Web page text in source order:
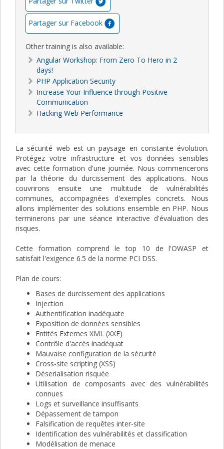
Partager sur Facebook
Other training is also available:
Angular Workshop: From Zero To Hero in 2
days!
PHP Application Security
Increase Your Influence through Positive
Communication
Hacking Web Performance
La sécurité web est un paysage en constante évolution.
Protégez votre infrastructure et vos données sensibles
avec cette formation d'une journée. Nous commencerons
par la théorie du durcissement des applications. Nous
couvrirons ensuite une multitude de vulnérabilités
communes, accompagnées d'exemples concrets. Nous
allons implémenter des solutions ensemble en PHP. Nous
terminerons par une séance interactive d'évaluation des
risques.
Cette formation comprend le top 10 de l'OWASP et
satisfait l'exigence 6.5 de la norme PCI DSS.
Plan de cours:
Bases de durcissement des applications
Injection
Authentification inadéquate
Exposition de données sensibles
Entités Externes XML (XXE)
Contrôle d'accès inadéquat
Mauvaise configuration de la sécurité
Cross-site scripting (XSS)
Déserialisation risquée
Utilisation de composants avec des vulnérabilités
connues
Logs et surveillance insuffisants
Dépassement de tampon
Falsification de requêtes inter-site
Identification des vulnérabilités et classification
Modélisation de menace